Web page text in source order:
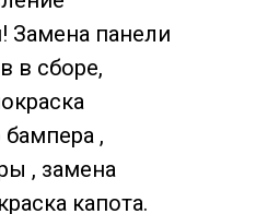
Замена панели
в сборе,
,
, замена
капота.